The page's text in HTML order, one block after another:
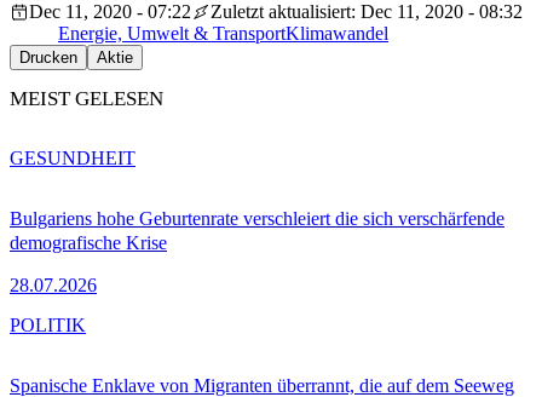
Dec 11, 2020 - 07:22
Zuletzt aktualisiert: Dec 11, 2020 - 08:32
Energie, Umwelt & TransportKlimawandel
Drucken Aktie
MEIST GELESEN
Bulgariens hohe Geburtenrate verschleiert die sich verschärfende
demografische Krise
28.07.2026
GESUNDHEIT
Spanische Enklave von Migranten überrannt, die auf dem Seeweg
POLITIK